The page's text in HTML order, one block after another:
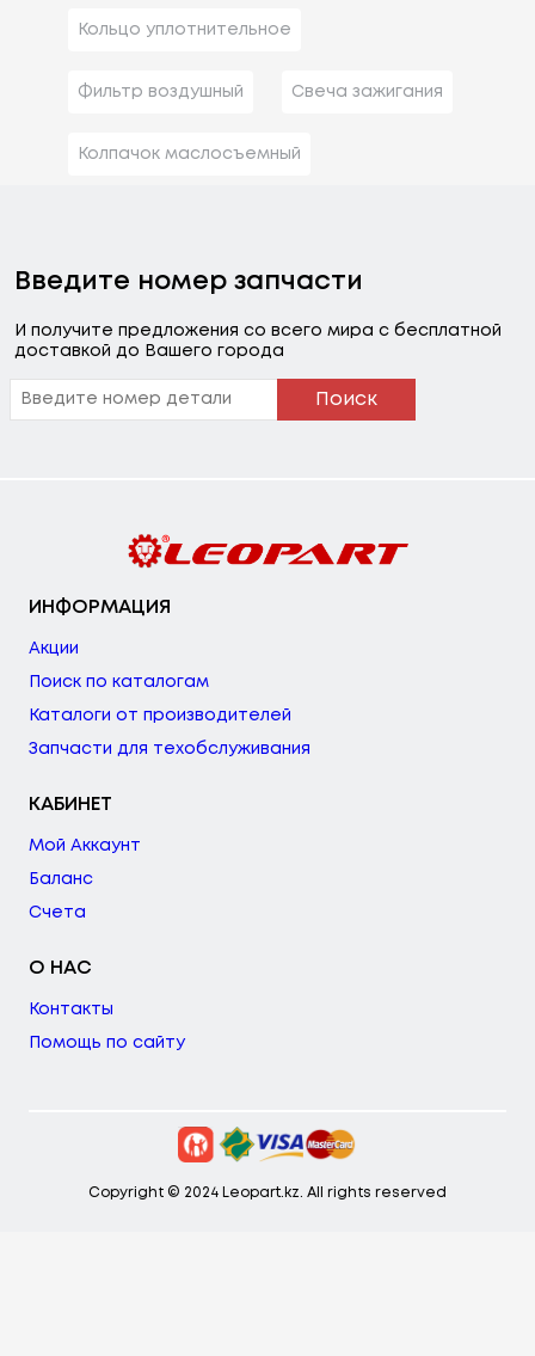
Кольцо уплотнительное
Фильтр воздушный Свеча зажигания
Колпачок маслосъемный
Введите номер запчасти
И получите предложения со всего мира с бесплатной
доставкой до Вашего города
Поиск
ИНФОРМАЦИЯ
Акции
Поиск по каталогам
Каталоги от производителей
Запчасти для техобслуживания
КАБИНЕТ
Мой Аккаунт
Баланс
Счета
О НАС
Контакты
Помощь по сайту
Copyright © 2024 Leopart.kz. All rights reserved